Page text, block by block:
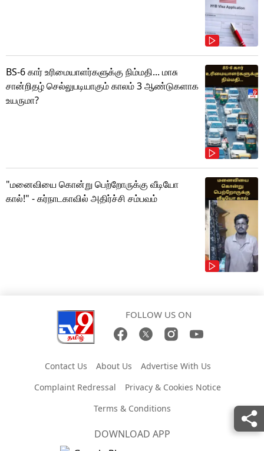
BS-6 கார் உரிமையாளர்களுக்கு நிம்மதி... மாசு
சான்றிதழ் செல்லுபடியாகும் காலம் 3 ஆண்டுகளாக
உயருமா?
"மனைவியை கொன்று பெற்றோருக்கு வீடியோ
கால்!" - கர்நாடகாவில் அதிர்ச்சி சம்பவம்
FOLLOW US ON
Contact Us About Us
Advertise With Us
Complaint Redressal
Privacy & Cookies Notice
Terms & Conditions
DOWNLOAD APP